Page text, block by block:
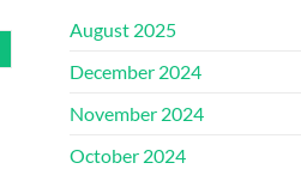
August 2025
December 2024
November 2024
October 2024